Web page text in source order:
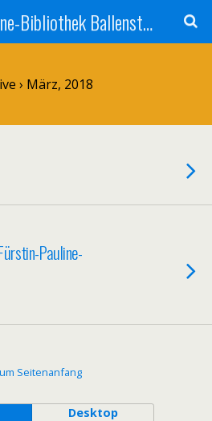
Fuerstin-Pauline-Bibliothek Ballenstedt
› März, 2018
Pauline-
Seitenanfang
Desktop